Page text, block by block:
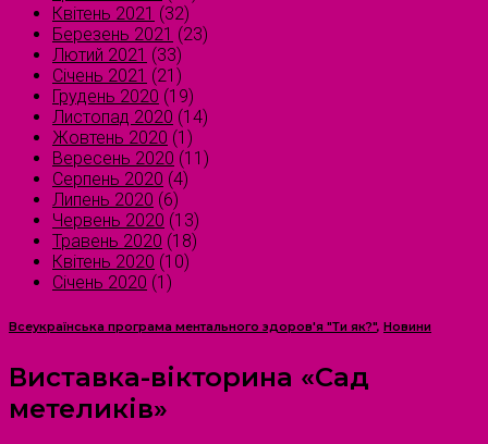
Квітень 2021 (32)
Березень 2021 (23)
Лютий 2021 (33)
Січень 2021 (21)
Грудень 2020 (19)
Листопад 2020 (14)
Жовтень 2020 (1)
Вересень 2020 (11)
Серпень 2020 (4)
Липень 2020 (6)
Червень 2020 (13)
Травень 2020 (18)
Квітень 2020 (10)
Січень 2020 (1)
Всеукраїнська програма ментального здоров'я "Ти як?", Новини
Виставка-вікторина «Сад
метеликів»